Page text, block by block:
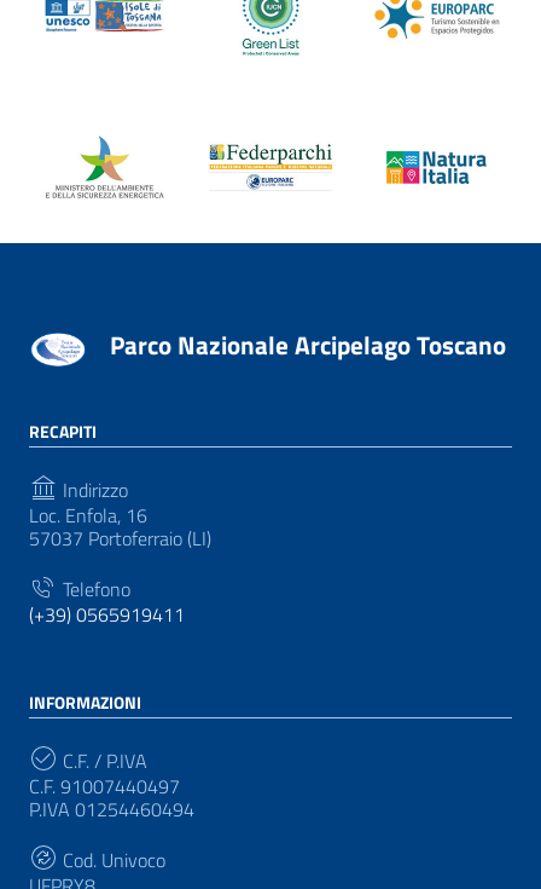
Parco Nazionale Arcipelago Toscano
RECAPITI
Indirizzo
Loc. Enfola, 16
57037 Portoferraio (LI)
Telefono
(+39) 0565919411
INFORMAZIONI
C.F. / P.IVA
C.F. 91007440497
P.IVA 01254460494
Cod. Univoco